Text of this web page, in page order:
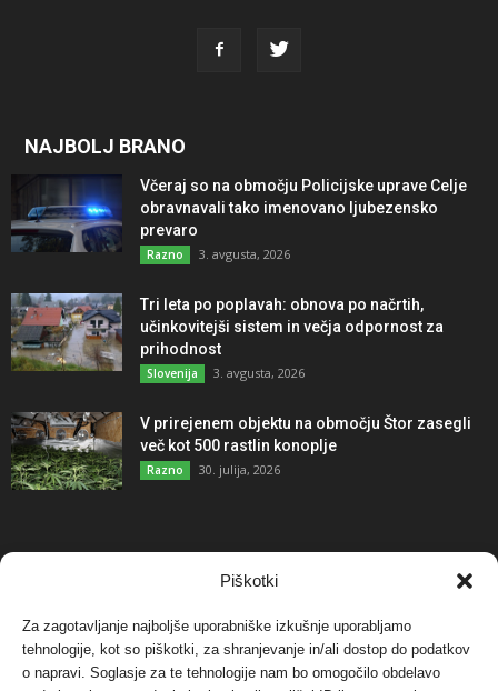
Piškotki
Za zagotavljanje najboljše uporabniške izkušnje uporabljamo
tehnologije, kot so piškotki, za shranjevanje in/ali dostop do podatkov
o napravi. Soglasje za te tehnologije nam bo omogočilo obdelavo
NAJBOLJ BRANO
Včeraj so na območju Policijske uprave Celje
obravnavali tako imenovano ljubezensko
prevaro
Razno 3. avgusta, 2026
Tri leta po poplavah: obnova po načrtih,
učinkovitejši sistem in večja odpornost za
prihodnost
Slovenija 3. avgusta, 2026
V prirejenem objektu na območju Štor zasegli
več kot 500 rastlin konoplje
Razno 30. julija, 2026
NAJBOLJ KOMENTIRANO
Protest proti vetrnim elektrarnam na Ojstrici, v
svetu pa vedno bolj...
Dogodki 12. maja, 2017